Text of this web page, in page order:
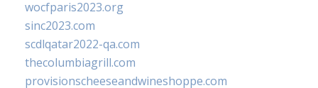
wocfparis2023.org
sinc2023.com
scdlqatar2022-qa.com
thecolumbiagrill.com
provisionscheeseandwineshoppe.com